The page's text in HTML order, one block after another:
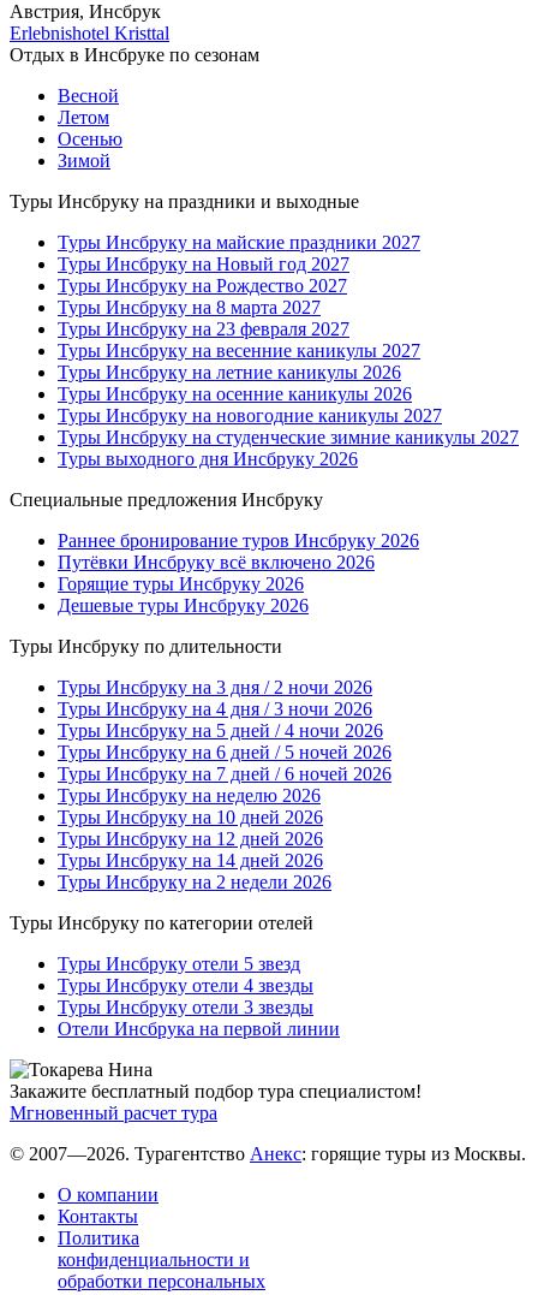
Австрия, Инсбрук
Erlebnishotel Kristtal
Отдых в Инсбруке по сезонам
Весной
Летом
Осенью
Зимой
Туры Инсбруку на праздники и выходные
Туры Инсбруку на майские праздники 2027
Туры Инсбруку на Новый год 2027
Туры Инсбруку на Рождество 2027
Туры Инсбруку на 8 марта 2027
Туры Инсбруку на 23 февраля 2027
Туры Инсбруку на весенние каникулы 2027
Туры Инсбруку на летние каникулы 2026
Туры Инсбруку на осенние каникулы 2026
Туры Инсбруку на новогодние каникулы 2027
Туры Инсбруку на студенческие зимние каникулы 2027
Туры выходного дня Инсбруку 2026
Специальные предложения Инсбруку
Раннее бронирование туров Инсбруку 2026
Путёвки Инсбруку всё включено 2026
Горящие туры Инсбруку 2026
Дешевые туры Инсбруку 2026
Туры Инсбруку по длительности
Туры Инсбруку на 3 дня / 2 ночи 2026
Туры Инсбруку на 4 дня / 3 ночи 2026
Туры Инсбруку на 5 дней / 4 ночи 2026
Туры Инсбруку на 6 дней / 5 ночей 2026
Туры Инсбруку на 7 дней / 6 ночей 2026
Туры Инсбруку на неделю 2026
Туры Инсбруку на 10 дней 2026
Туры Инсбруку на 12 дней 2026
Туры Инсбруку на 14 дней 2026
Туры Инсбруку на 2 недели 2026
Туры Инсбруку по категории отелей
Туры Инсбруку отели 5 звезд
Туры Инсбруку отели 4 звезды
Туры Инсбруку отели 3 звезды
Отели Инсбрука на первой линии
Закажите бесплатный подбор тура специалистом!
Мгновенный расчет тура
© 2007—2026. Турагентство Анекс: горящие туры из Москвы.
О компании
Контакты
Политика
конфиденциальности и
обработки персональных